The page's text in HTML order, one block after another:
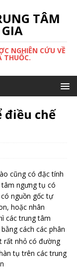
TÂM
NGHIÊN CỨU VỀ
THUỐC.
điều chế
cũng có đặc tính
ngưng tụ có
nguồn gốc tự
hoặc nhân
các trung tâm
cách các phân
rất nhỏ có đường
tụ trên các trung